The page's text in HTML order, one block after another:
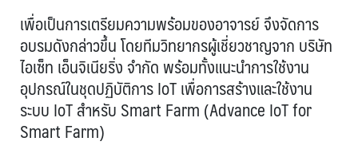
เพื่อเป็นการเตรียมความพร้อมของอาจารย์ จึงจัดการ
อบรมดังกล่าวขึ้น โดยทีมวิทยากรผู้เชี่ยวชาญจาก บริษัท
ไอเซ็ท เอ็นจิเนียริ่ง จำกัด พร้อมทั้งแนะนำการใช้งาน
อุปกรณ์ในชุดปฏิบัติการ IoT เพื่อการสร้างและใช้งาน
ระบบ IoT สำหรับ Smart Farm (Advance IoT for
Smart Farm)